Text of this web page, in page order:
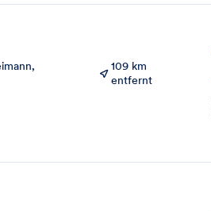
109 km
entfernt